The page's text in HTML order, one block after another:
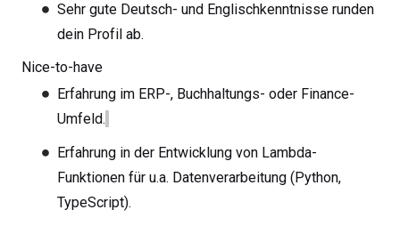
Sehr gute Deutsch- und Englischkenntnisse runden
dein Profil ab.
Nice-to-have
Erfahrung im ERP-, Buchhaltungs- oder Finance-
Umfeld.
Erfahrung in der Entwicklung von Lambda-
Funktionen für u.a. Datenverarbeitung (Python,
TypeScript).